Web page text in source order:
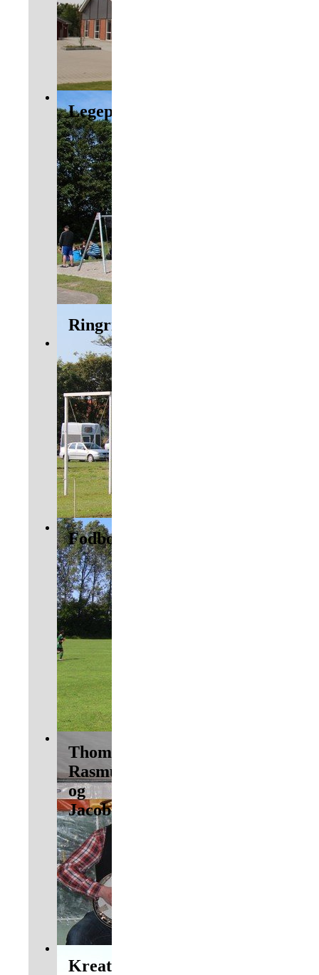
Legepladsen
Ringridning
Fodbold
Thomas,
Rasmus
og
Jacob
Kreativitet